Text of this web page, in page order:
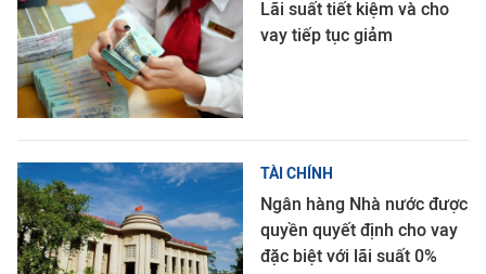
Lãi suất tiết kiệm và cho
vay tiếp tục giảm
TÀI CHÍNH
Ngân hàng Nhà nước được
quyền quyết định cho vay
đặc biệt với lãi suất 0%